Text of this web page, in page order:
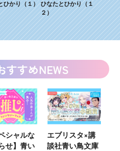
ひかり（１） ひなたとひかり（１
２）
すすめNEWS
シャルな
せ】青い
エブリスタ×講
談社青い鳥文庫